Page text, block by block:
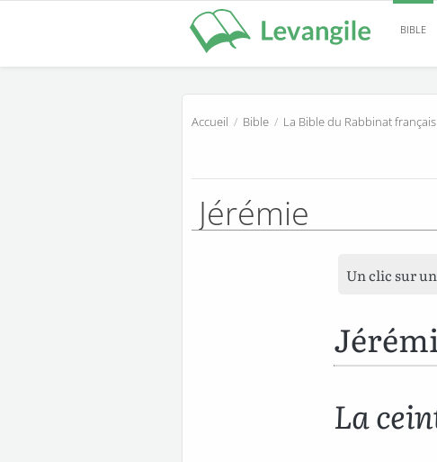
BIBLE
Accueil / Bible / La Bible du Rabbinat
Jérémie
Un clic sur
La